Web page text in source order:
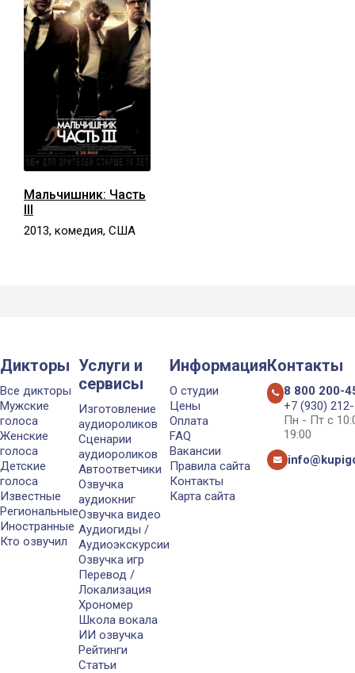
Мальчишник: Часть
III
2013, комедия, США
Дикторы
Все дикторы
Мужские
голоса
Женские
голоса
Детские
голоса
Известные
Региональные
Иностранные
Кто озвучил
Услуги и
сервисы
Изготовление
аудиороликов
Сценарии
аудиороликов
Автоответчики
Озвучка
аудиокниг
Озвучка видео
Аудиогиды /
Аудиоэкскурсии
Озвучка игр
Перевод /
Локализация
Хрономер
Школа вокала
ИИ озвучка
Рейтинги
Статьи
Информация
О студии
Цены
Оплата
FAQ
Вакансии
Правила сайта
Контакты
Карта сайта
Контакты
8 800 200-
+7 (930)
Пн - Пт с
19:00